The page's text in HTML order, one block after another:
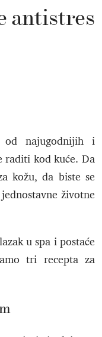
antistres
od najugodnijih i
raditi kod kuće. Da
kožu, da biste se
životne
u spa i postaće
tri recepta za